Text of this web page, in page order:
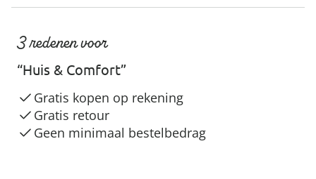
3 redenen voor
“Huis & Comfort”
Gratis kopen op rekening
Gratis retour
Geen minimaal bestelbedrag